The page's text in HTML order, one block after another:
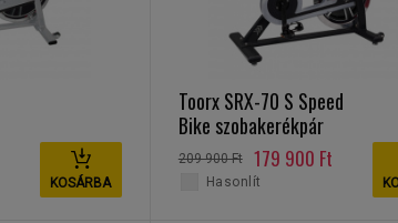
KOSÁRBA
Toorx SRX-70 S Speed
Bike szobakerékpár
209 900 Ft 179 900 Ft
Hasonlít